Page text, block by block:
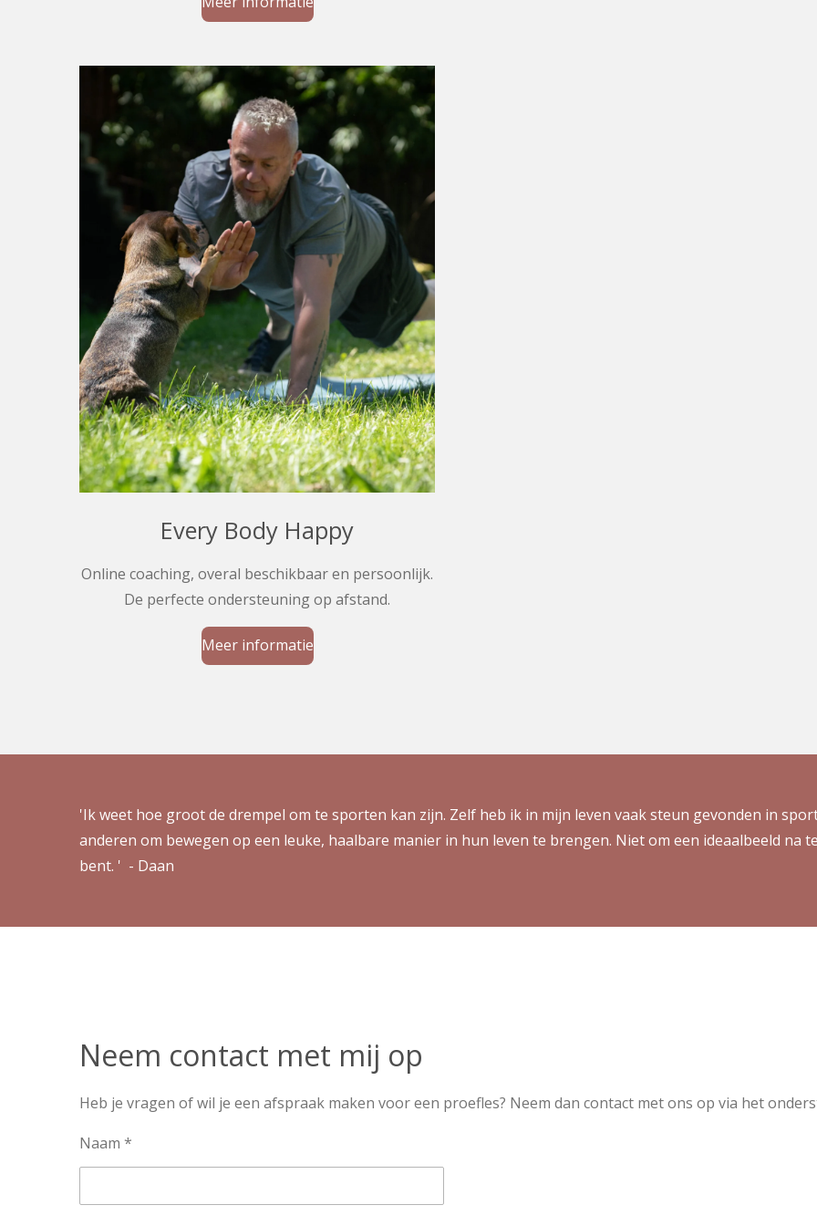
Every Body Happy
Online coaching, overal beschikbaar en persoonlijk.
De perfecte ondersteuning op afstand.
Meer informatie
'Ik weet hoe groot de drempel om te sporten kan zijn. Zelf heb ik in mijn leven vaak steun gevonden in
anderen om bewegen op een leuke, haalbare manier in hun leven te brengen. Niet om een ideaalbeeld na
bent. ' - Daan
Neem contact met mij op
Heb je vragen of wil je een afspraak maken voor een proefles? Neem dan contact met ons op via het
Naam *